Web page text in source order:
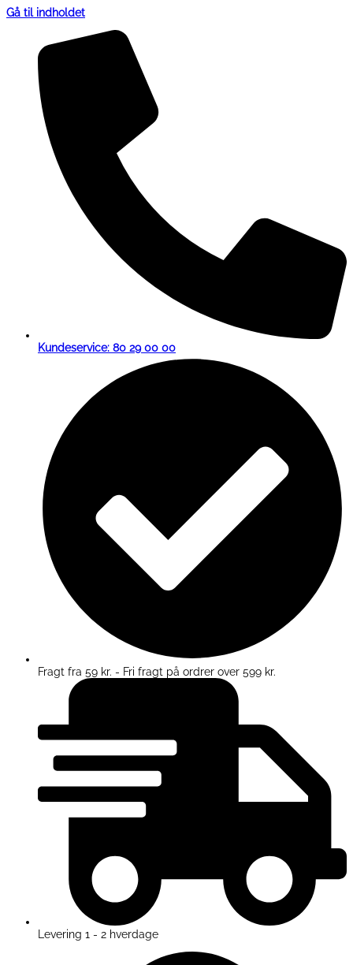
Gå til indholdet
Kundeservice: 80 29 00 00
Fragt fra 59 kr. - Fri fragt på ordrer over 599 kr.
Levering 1 - 2 hverdage